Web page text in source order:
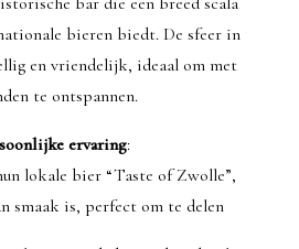
bieren biedt. De sfeer in
en vriendelijk, ideaal om met
te ontspannen.
ervaring:
lokale bier “Taste of Zwolle”,
smaak is, perfect om te delen